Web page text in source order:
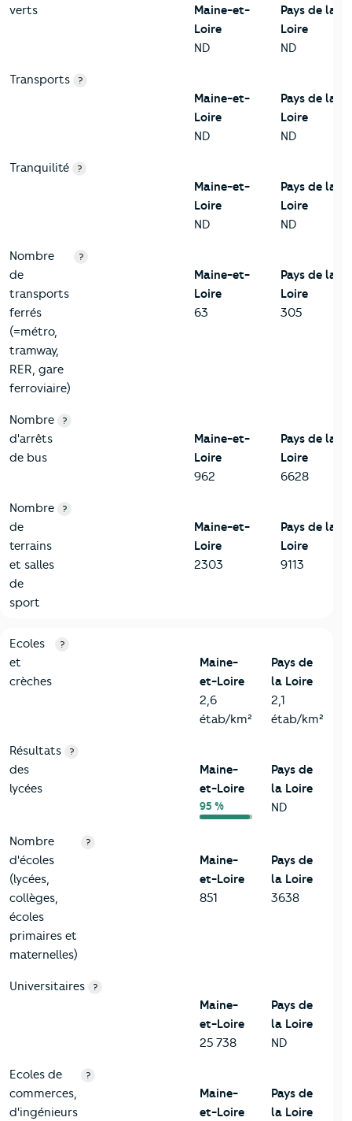
verts
Maine-et-
Loire
ND
Pays de la
Loire
ND
Transports ?
Maine-et-
Loire
ND
Pays de la
Loire
ND
Tranquilité ?
Maine-et-
Loire
ND
Pays de la
Loire
ND
Nombre
de
transports
ferrés
(=métro,
tramway,
RER, gare
ferroviaire)
?
Maine-et-
Loire
63
Pays de la
Loire
305
Nombre
d'arrêts
de bus
?
Maine-et-
Loire
962
Pays de la
Loire
6628
Nombre
de
terrains
et salles
de
sport
?
Maine-et-
Loire
2303
Pays de la
Loire
9113
4-Education
Critères
Ecoles
et
crèches
?
Maine-
et-Loire
2,6
étab/km²
Pays de
la Loire
2,1
étab/km²
Résultats
des
lycées
?
Maine-
et-Loire
95 %
Pays de
la Loire
ND
Nombre
d'écoles
(lycées,
collèges,
écoles
primaires et
maternelles)
?
Maine-
et-Loire
851
Pays de
la Loire
3638
Universitaires ?
Maine-
et-Loire
25 738
Pays de
la Loire
ND
Ecoles de
commerces,
d'ingénieurs
?
Maine-
et-Loire
Pays de
la Loire